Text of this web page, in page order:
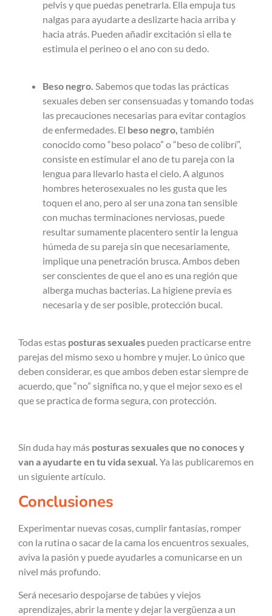
pelvis y que puedas penetrarla. Ella empuja tus
nalgas para ayudarte a deslizarte hacia arriba y
hacia atrás. Pueden añadir excitación si ella te
estimula el perineo o el ano con su dedo.
Beso negro. Sabemos que todas las prácticas
sexuales deben ser consensuadas y tomando todas
las precauciones necesarias para evitar contagios
de enfermedades. El beso negro, también
conocido como “beso polaco” o “beso de colibrí”,
consiste en estimular el ano de tu pareja con la
lengua para llevarlo hasta el cielo. A algunos
hombres heterosexuales no les gusta que les
toquen el ano, pero al ser una zona tan sensible
con muchas terminaciones nerviosas, puede
resultar sumamente placentero sentir la lengua
húmeda de su pareja sin que necesariamente,
implique una penetración brusca. Ambos deben
ser conscientes de que el ano es una región que
alberga muchas bacterias. La higiene previa es
necesaria y de ser posible, protección bucal.
Todas estas posturas sexuales pueden practicarse entre
parejas del mismo sexo u hombre y mujer. Lo único que
deben considerar, es que ambos deben estar siempre de
acuerdo, que “no” significa no, y que el mejor sexo es el
que se practica de forma segura, con protección.
Sin duda hay más posturas sexuales que no conoces y
van a ayudarte en tu vida sexual. Ya las publicaremos en
un siguiente artículo.
Conclusiones
Experimentar nuevas cosas, cumplir fantasías, romper
con la rutina o sacar de la cama los encuentros sexuales,
aviva la pasión y puede ayudarles a comunicarse en un
nivel más profundo.
Será necesario despojarse de tabúes y viejos
aprendizajes, abrir la mente y dejar la vergüenza a un